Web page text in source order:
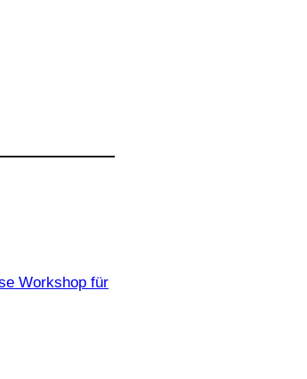
Workshop für